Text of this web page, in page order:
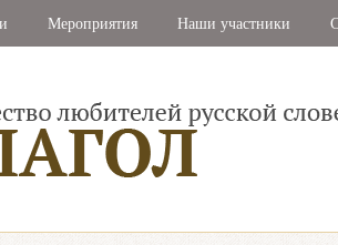
Мероприятия Наши участники